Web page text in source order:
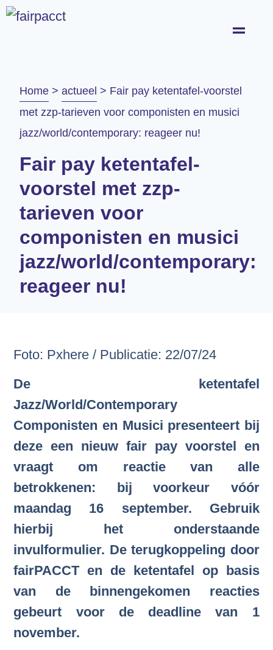
Home > actueel > Fair pay ketentafel-voorstel
met zzp-tarieven voor componisten en musici
jazz/world/contemporary: reageer nu!
Fair pay ketentafel-
voorstel met zzp-
tarieven voor
componisten en musici
jazz/world/contemporary:
reageer nu!
Foto: Pxhere / Publicatie: 22/07/24
De ketentafel
Jazz/World/Contemporary
Componisten en Musici presenteert bij
deze een nieuw fair pay voorstel en
vraagt om reactie van alle
betrokkenen: bij voorkeur vóór
maandag 16 september. Gebruik
hierbij het onderstaande
invulformulier. De terugkoppeling door
fairPACCT en de ketentafel op basis
van de binnengekomen reacties
gebeurt voor de deadline van 1
november.